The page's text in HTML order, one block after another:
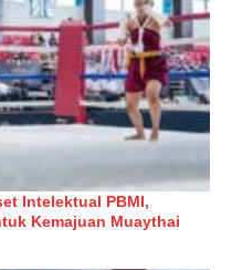
Intelektual PBMI,
Kemajuan Muaythai